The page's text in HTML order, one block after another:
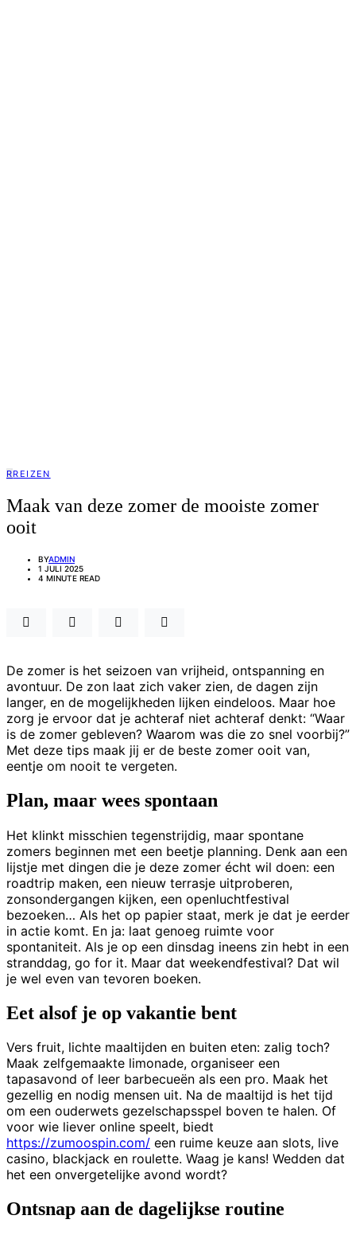
RREIZEN
Maak van deze zomer de mooiste zomer
ooit
BYADMIN
1 JULI 2025
4 MINUTE READ
De zomer is het seizoen van vrijheid, ontspanning en
avontuur. De zon laat zich vaker zien, de dagen zijn
langer, en de mogelijkheden lijken eindeloos. Maar hoe
zorg je ervoor dat je achteraf niet achteraf denkt: “Waar
is de zomer gebleven? Waarom was die zo snel voorbij?”
Met deze tips maak jij er de beste zomer ooit van,
eentje om nooit te vergeten.
Plan, maar wees spontaan
Het klinkt misschien tegenstrijdig, maar spontane
zomers beginnen met een beetje planning. Denk aan een
lijstje met dingen die je deze zomer écht wil doen: een
roadtrip maken, een nieuw terrasje uitproberen,
zonsondergangen kijken, een openluchtfestival
bezoeken… Als het op papier staat, merk je dat je eerder
in actie komt. En ja: laat genoeg ruimte voor
spontaniteit. Als je op een dinsdag ineens zin hebt in een
stranddag, go for it. Maar dat weekendfestival? Dat wil
je wel even van tevoren boeken.
Eet alsof je op vakantie bent
Vers fruit, lichte maaltijden en buiten eten: zalig toch?
Maak zelfgemaakte limonade, organiseer een
tapasavond of leer barbecueën als een pro. Maak het
gezellig en nodig mensen uit. Na de maaltijd is het tijd
om een ouderwets gezelschapsspel boven te halen. Of
voor wie liever online speelt, biedt
https://zumoospin.com/ een ruime keuze aan slots, live
casino, blackjack en roulette. Waag je kans! Wedden dat
het een onvergetelijke avond wordt?
Ontsnap aan de dagelijkse routine